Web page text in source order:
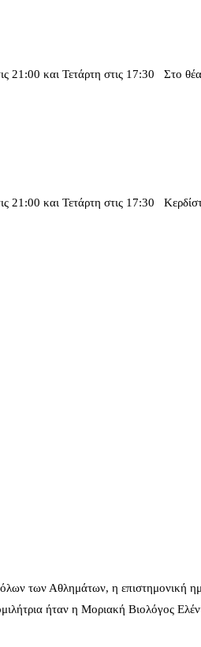
και Τετάρτη στις 17:30 Στο
και Τετάρτη στις 17:30
των Αθλημάτων, η επιστημονική
ήταν η Μοριακή Βιολόγος